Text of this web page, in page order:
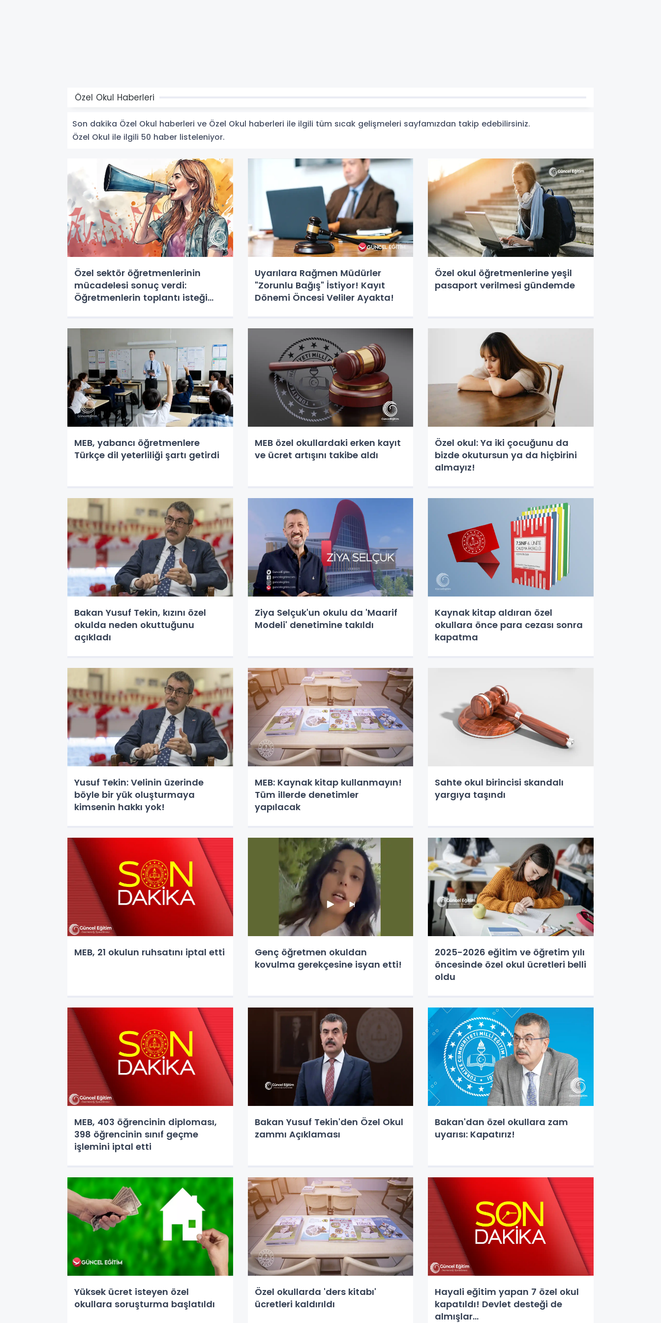
Özel Okul Haberleri
Son dakika Özel Okul haberleri ve Özel Okul haberleri ile ilgili tüm sıcak gelişmeleri sayfamızdan takip edebilirsiniz.
Özel Okul ile ilgili 50 haber listeleniyor.
Özel sektör öğretmenlerinin
mücadelesi sonuç verdi:
Öğretmenlerin toplantı isteği
Uyarılara Rağmen Müdürler
"Zorunlu Bağış" İstiyor! Kayıt
Dönemi Öncesi Veliler Ayakta!
Özel okul öğretmenlerine yeşil
pasaport verilmesi gündemde
MEB, yabancı öğretmenlere
Türkçe dil yeterliliği şartı getirdi
MEB özel okullardaki erken kayıt
ve ücret artışını takibe aldı
Özel okul: Ya iki çocuğunu da
bizde okutursun ya da hiçbirini
almayız!
Bakan Yusuf Tekin, kızını özel
okulda neden okuttuğunu
açıkladı
Ziya Selçuk'un okulu da 'Maarif
Modeli' denetimine takıldı
Kaynak kitap aldıran özel
okullara önce para cezası sonra
kapatma
Yusuf Tekin: Velinin üzerinde
böyle bir yük oluşturmaya
kimsenin hakkı yok!
MEB: Kaynak kitap kullanmayın!
Tüm illerde denetimler
yapılacak
Sahte okul birincisi skandalı
yargıya taşındı
MEB, 21 okulun ruhsatını iptal etti
Genç öğretmen okuldan
kovulma gerekçesine isyan etti!
2025-2026 eğitim ve öğretim yılı
öncesinde özel okul ücretleri belli
oldu
MEB, 403 öğrencinin diploması,
398 öğrencinin sınıf geçme
işlemini iptal etti
Bakan Yusuf Tekin'den Özel Okul
zammı Açıklaması
Bakan'dan özel okullara zam
uyarısı: Kapatırız!
Yüksek ücret isteyen özel
okullara soruşturma başlatıldı
Özel okullarda 'ders kitabı'
ücretleri kaldırıldı
Hayali eğitim yapan 7 özel okul
kapatıldı! Devlet desteği de
almışlar...